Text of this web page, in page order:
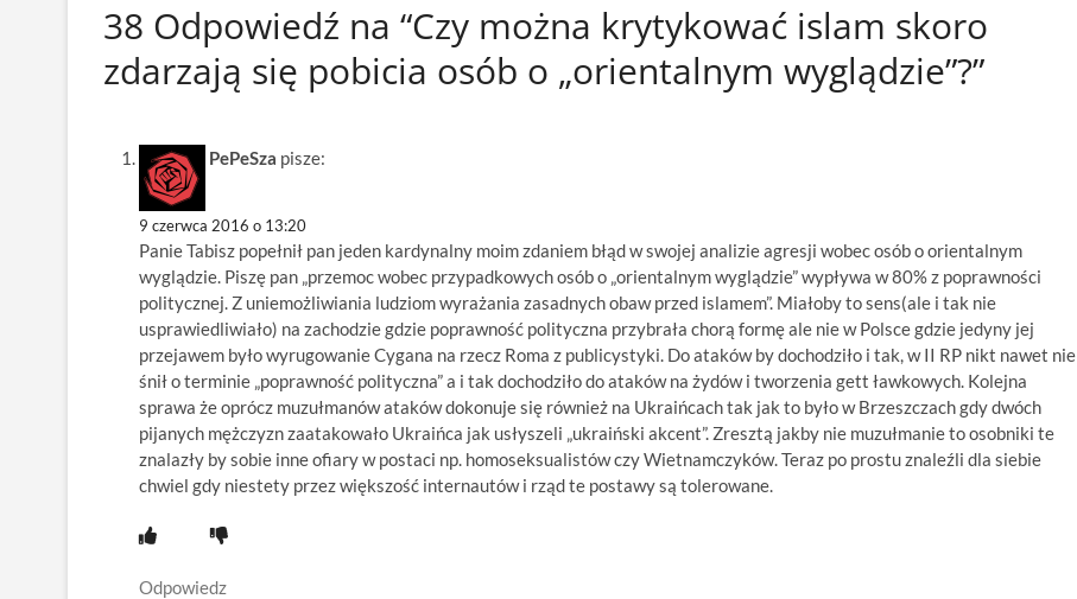
38 Odpowiedź na “Czy można krytykować islam skoro
zdarzają się pobicia osób o „orientalnym wyglądzie”?”
PePeSza pisze:
9 czerwca 2016 o 13:20
Panie Tabisz popełnił pan jeden kardynalny moim zdaniem błąd w swojej analizie agresji wobec osób o orientalnym
wyglądzie. Piszę pan „przemoc wobec przypadkowych osób o „orientalnym wyglądzie” wypływa w 80% z poprawności
politycznej. Z uniemożliwiania ludziom wyrażania zasadnych obaw przed islamem”. Miałoby to sens(ale i tak nie
usprawiedliwiało) na zachodzie gdzie poprawność polityczna przybrała chorą formę ale nie w Polsce gdzie jedyny jej
przejawem było wyrugowanie Cygana na rzecz Roma z publicystyki. Do ataków by dochodziło i tak, w II RP nikt nawet nie
śnił o terminie „poprawność polityczna” a i tak dochodziło do ataków na żydów i tworzenia gett ławkowych. Kolejna
sprawa że oprócz muzułmanów ataków dokonuje się również na Ukraińcach tak jak to było w Brzeszczach gdy dwóch
pijanych mężczyzn zaatakowało Ukraińca jak usłyszeli „ukraiński akcent”. Zresztą jakby nie muzułmanie to osobniki te
znalazły by sobie inne ofiary w postaci np. homoseksualistów czy Wietnamczyków. Teraz po prostu znaleźli dla siebie
chwiel gdy niestety przez większość internautów i rząd te postawy są tolerowane.
Odpowiedz